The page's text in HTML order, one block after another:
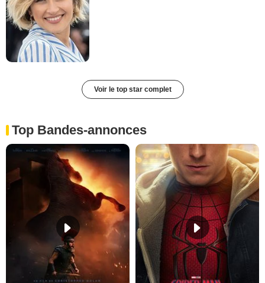
Voir le top star complet
Top Bandes-annonces